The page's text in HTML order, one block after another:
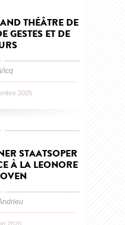
THÉÂTRE DE
GESTES ET DE
2025
STAATSOPER
À LA LEONORE